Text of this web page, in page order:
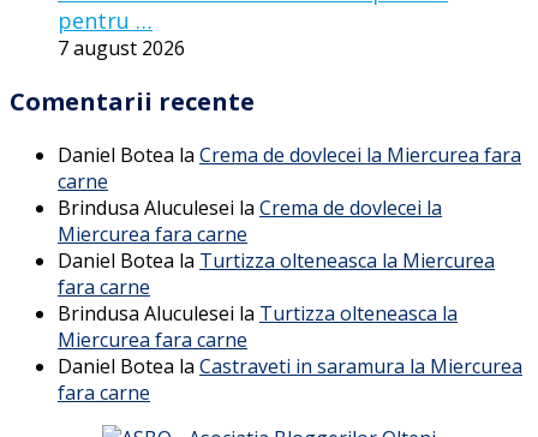
pentru …
7 august 2026
Comentarii recente
Daniel Botea la Crema de dovlecei la Miercurea fara
carne
Brindusa Aluculesei la Crema de dovlecei la
Miercurea fara carne
Daniel Botea la Turtizza olteneasca la Miercurea
fara carne
Brindusa Aluculesei la Turtizza olteneasca la
Miercurea fara carne
Daniel Botea la Castraveti in saramura la Miercurea
fara carne